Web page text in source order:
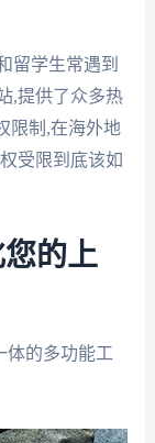
留学生常遇到
,提供了众多热
限制,在海外地
受限到底该如
的上
体的多功能工